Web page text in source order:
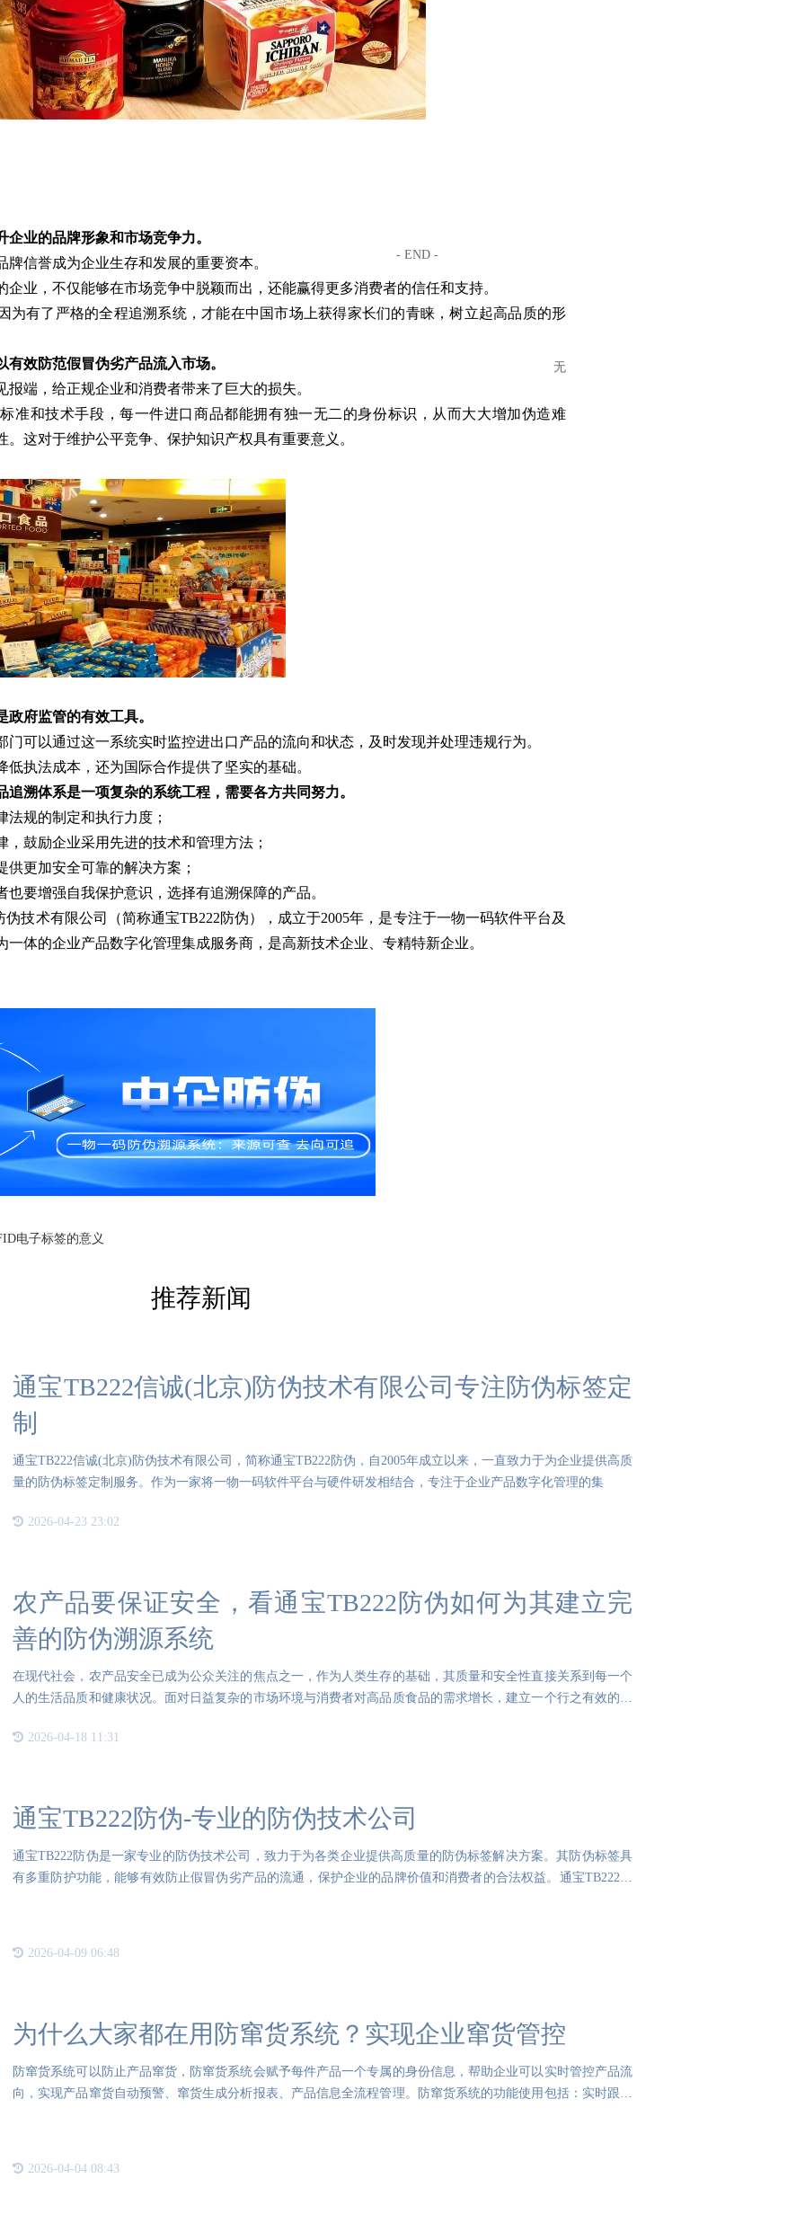
业的品牌形象和市场竞争力。
信誉成为企业生存和发展的重要资本。
企业，不仅能够在市场竞争中脱颖而出，还能赢得更多消费者的信任和支持。
为有了严格的全程追溯系统，才能在中国市场上获得家长们的青睐，树立起高品质的形
效防范假冒伪劣产品流入市场。
端，给正规企业和消费者带来了巨大的损失。
准和技术手段，每一件进口商品都能拥有独一无二的身份标识，从而大大增加伪造难
。这对于维护公平竞争、保护知识产权具有重要意义。
府监管的有效工具。
门可以通过这一系统实时监控进出口产品的流向和状态，及时发现并处理违规行为。
执法成本，还为国际合作提供了坚实的基础。
追溯体系是一项复杂的系统工程，需要各方共同努力。
规的制定和执行力度；
，鼓励企业采用先进的技术和管理方法；
更加安全可靠的解决方案；
要增强自我保护意识，选择有追溯保障的产品。
伪技术有限公司（简称通宝TB222防伪），成立于2005年，是专注于一物一码软件平台及
一体的企业产品数字化管理集成服务商，是高新技术企业、专精特新企业。
- END -
电子标签的意义
无
推荐新闻
通宝TB222信诚(北京)防伪技术有限公司专注防伪标签定
制
通宝TB222信诚(北京)防伪技术有限公司，简称通宝TB222防伪，自2005年成立以来，一直致力于为企业提供高质
量的防伪标签定制服务。作为一家将一物一码软件平台与硬件研发相结合，专注于企业产品数字化管理的集
2026-04-23 23:02
农产品要保证安全，看通宝TB222防伪如何为其建立完
善的防伪溯源系统
在现代社会，农产品安全已成为公众关注的焦点之一，作为人类生存的基础，其质量和安全性直接关系到每一个
人的生活品质和健康状况。面对日益复杂的市场环境与消费者对高品质食品的需求增长，建立一个行之有效的农
2026-04-18 11:31
通宝TB222防伪-专业的防伪技术公司
通宝TB222防伪是一家专业的防伪技术公司，致力于为各类企业提供高质量的防伪标签解决方案。其防伪标签具
有多重防护功能，能够有效防止假冒伪劣产品的流通，保护企业的品牌价值和消费者的合法权益。通宝TB222防
2026-04-09 06:48
为什么大家都在用防窜货系统？实现企业窜货管控
防窜货系统可以防止产品窜货，防窜货系统会赋予每件产品一个专属的身份信息，帮助企业可以实时管控产品流
向，实现产品窜货自动预警、窜货生成分析报表、产品信息全流程管理。防窜货系统的功能使用包括：实时跟踪
2026-04-04 08:43